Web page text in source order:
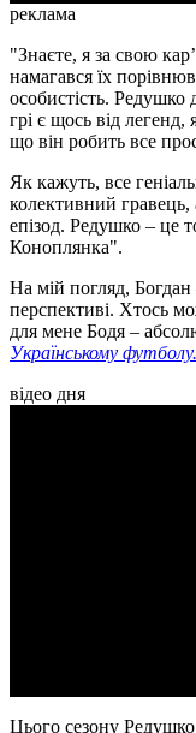
реклама
"Знаєте, я за свою
намагався їх
особистість. Редушко
грі є щось від
що він робить все
Як кажуть, все
колективний гравець,
епізод. Редушко –
Коноплянка".
На мій погляд, Богдан
перспективі. Хтось
для мене Бодя –
Українському футболу.
відео дня
Цього сезону Редушко